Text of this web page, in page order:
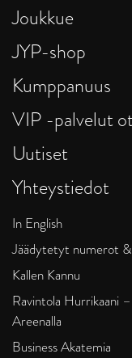
Joukkue
JYP-shop
Kumppanuus
VIP -palvelut
Uutiset
Yhteystiedot
In English
Jäädytetyt numerot
Kallen Kannu
Ravintola Hurrikaani –
Areenalla
Business Akatemia